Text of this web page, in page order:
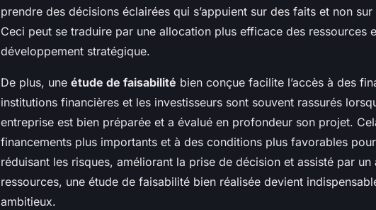
prendre des décisions éclairées qui s’appuient sur des faits et non
Ceci peut se traduire par une allocation plus efficace des ressources
développement stratégique.
De plus, une étude de faisabilité bien conçue facilite l’accès à des
institutions financières et les investisseurs sont souvent rassurés
entreprise est bien préparée et a évalué en profondeur son projet.
financements plus importants et à des conditions plus favorables
réduisant les risques, améliorant la prise de décision et assisté par
ressources, une étude de faisabilité bien réalisée devient
ambitieux.